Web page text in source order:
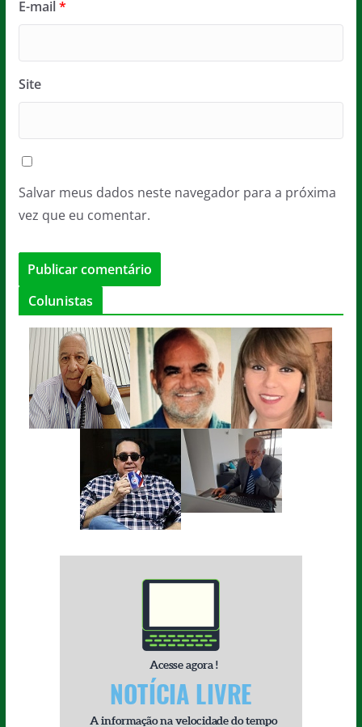
E-mail*
Site
Salvar meus dados neste navegador para a próxima
vez que eu comentar.
Colunistas